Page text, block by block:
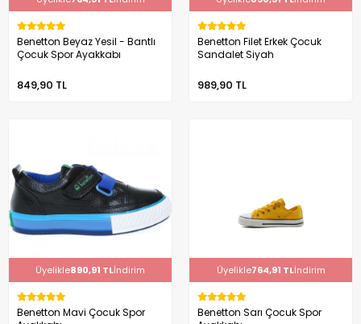
Benetton Beyaz Yesil - Bantlı
Çocuk Spor Ayakkabı
849,90 TL
Benetton Filet Erkek Çocuk
Sandalet Siyah
989,90 TL
Üyelikle890,91 TLİndirim
Benetton Mavi Çocuk Spor
Üyelikle764,91 TLİndirim
Benetton Sarı Çocuk Spor